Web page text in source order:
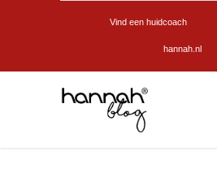
Vind een huidcoach
hannah.nl